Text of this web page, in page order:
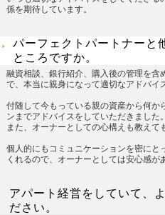
係を期待しています。
パーフェクトパートナーと
ところですか。
融資相談、銀行紹介、購入後の管理を含
で、本当に親身になって適切なアドバイ
付随して今もっている親の資産から何か
ンまでアドバイスをしていただきました。
また、オーナーとしての心構えも教えて
個人的にもコミュニケーションを密にと
くれるので、オーナーとしては安心感が
アパート経営をしていて、
ださい。